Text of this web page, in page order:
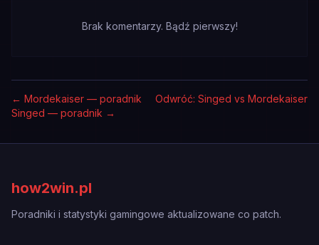
Brak komentarzy. Bądź pierwszy!
← Mordekaiser — poradnik
Odwróć: Singed vs Mordekaiser
Singed — poradnik →
how2win.pl
Poradniki i statystyki gamingowe aktualizowane co patch.